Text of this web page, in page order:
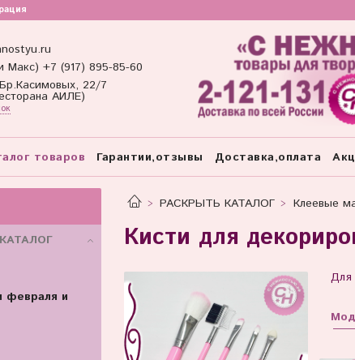
Макс) +7 (917) 895-85-60
22/7
АИЛЕ)
товаров Гарантии,отзывы Доставка,оплата
РАСКРЫТЬ КАТАЛОГ Клеевые
Кисти для
Для
февраля и